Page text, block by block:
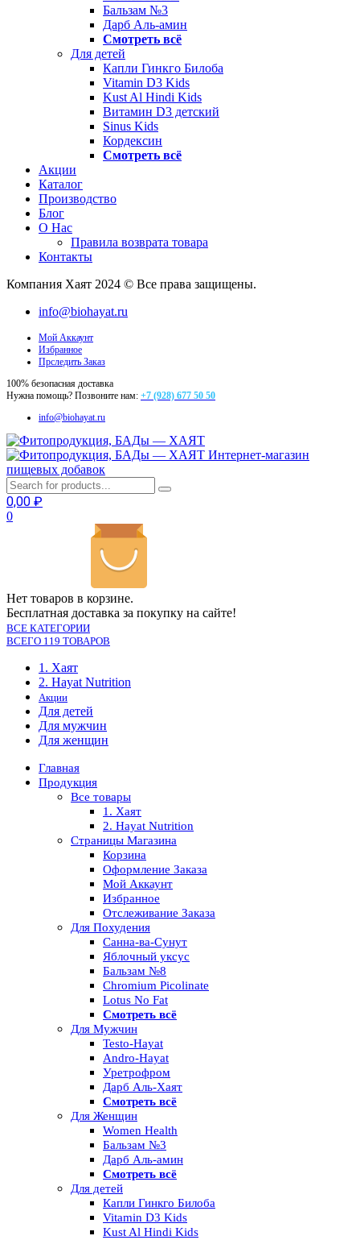
Бальзам №3
Дарб Аль-амин
Смотреть всё
Для детей
Капли Гинкго Билоба
Vitamin D3 Kids
Kust Al Hindi Kids
Витамин D3 детский
Sinus Kids
Кордексин
Смотреть всё
Акции
Каталог
Производство
Блог
О Нас
Правила возврата товара
Контакты
Компания Хаят 2024 © Все права защищены.
info@biohayat.ru
Мой Аккаунт
Избранное
Прследить Заказ
100% безопасная доставка
Нужна помощь? Позвоните нам: +7 (928) 677 50 50
info@biohayat.ru
Интернет-магазин
пищевых добавок
0,00 ₽
0
Нет товаров в корзине.
Бесплатная доставка за покупку на сайте!
ВСЕ КАТЕГОРИИ
ВСЕГО 119 ТОВАРОВ
1. Хаят
2. Hayat Nutrition
Акции
Для детей
Для мужчин
Для женщин
Главная
Продукция
Все товары
1. Хаят
2. Hayat Nutrition
Страницы Магазина
Корзина
Оформление Заказа
Мой Аккаунт
Избранное
Отслеживание Заказа
Для Похудения
Санна-ва-Сунут
Яблочный уксус
Бальзам №8
Chromium Picolinate
Lotus No Fat
Смотреть всё
Для Мужчин
Testo-Hayat
Andro-Hayat
Уретрофром
Дарб Аль-Хаят
Смотреть всё
Для Женщин
Women Health
Бальзам №3
Дарб Аль-амин
Смотреть всё
Для детей
Капли Гинкго Билоба
Vitamin D3 Kids
Kust Al Hindi Kids